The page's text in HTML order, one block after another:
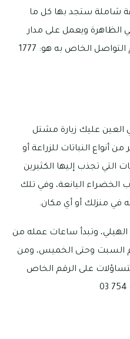
شاملة ستجد بها كل ما
الظاهرة ويعمل على مدار
اليوم وفي كل أيام الأسبوع، ورقم التواصل الخاص به هو: 1777
عليك زيارة مشتل
أنواع النباتات للزراعة أو
التي تجذب إليها الكثيرين
الخضراء اليانعة، وفي تلك
في منزلك أو أي مكان.
وتبدأ ساعات عمله من
إلى 8 مساءً يوم السبت وحتى الخميس، ومن
على الرقم الخاص